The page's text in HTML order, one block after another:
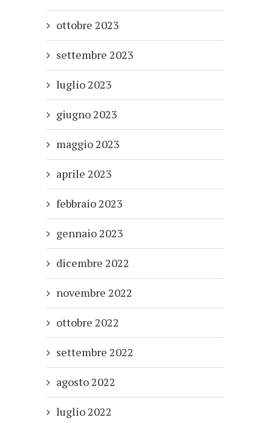
ottobre 2023
settembre 2023
luglio 2023
giugno 2023
maggio 2023
aprile 2023
febbraio 2023
gennaio 2023
dicembre 2022
novembre 2022
ottobre 2022
settembre 2022
agosto 2022
luglio 2022